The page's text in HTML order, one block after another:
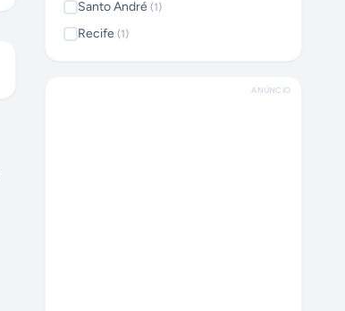
Santo André (1)
Recife (1)
ANÚNCIO